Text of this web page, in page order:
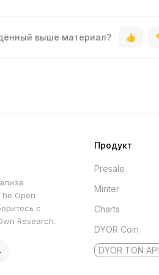
выше материал?
Open
с
Research.
Продукт
Presale
Minter
Charts
DYOR Coin
DYOR TON API